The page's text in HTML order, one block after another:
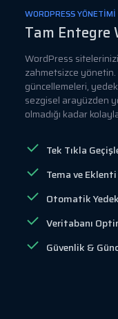
WORDPRESS YÖNETIMI
Tam Entegre
WordPress
zahmetsizce yönetin.
güncellemeleri,
sezgisel arayüzden
olmadığı kadar
Tek Tıkla
Tema ve
Otomatik
Veritabanı
Güvenlik &